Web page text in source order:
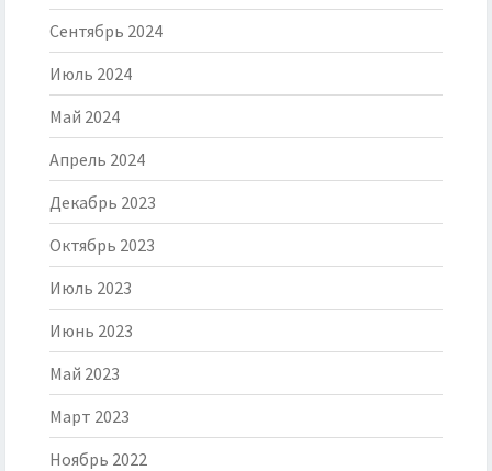
Сентябрь 2024
Июль 2024
Май 2024
Апрель 2024
Декабрь 2023
Октябрь 2023
Июль 2023
Июнь 2023
Май 2023
Март 2023
Ноябрь 2022